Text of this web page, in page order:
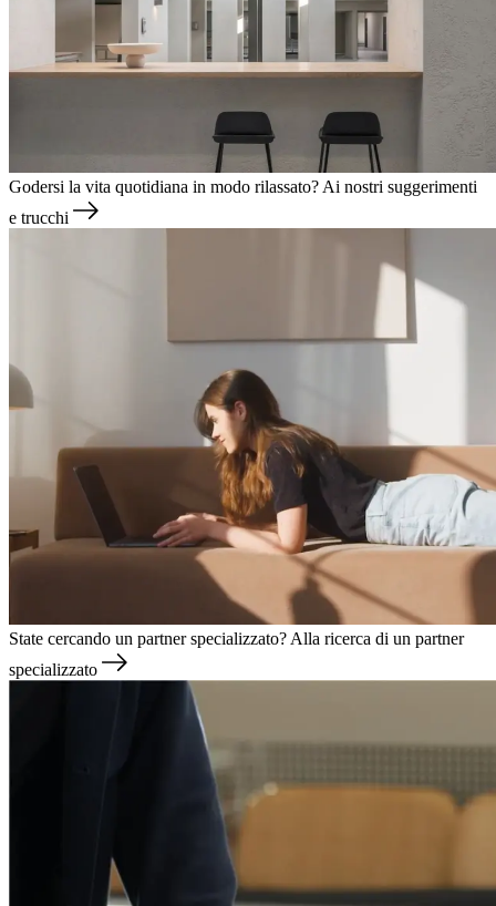
Godersi la vita quotidiana in modo rilassato? Ai nostri suggerimenti
e trucchi
State cercando un partner specializzato? Alla ricerca di un partner
specializzato